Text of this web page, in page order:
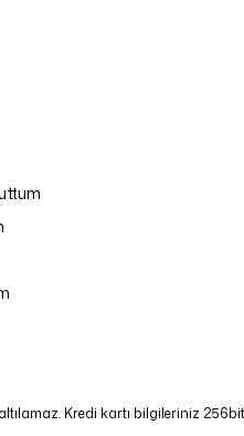
Kredi kartı bilgileriniz